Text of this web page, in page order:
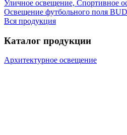
Уличное освещение, Спортивное
Освещение футбольного поля
Вся продукция
Каталог продукции
Архитектурное освещение